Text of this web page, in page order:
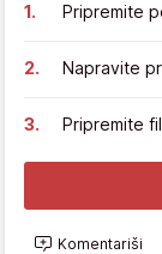
Pripremite
Napravite
Pripremite
Komentariši